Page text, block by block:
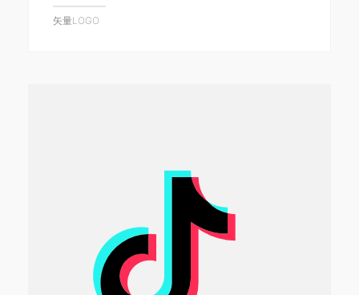
矢量LOGO